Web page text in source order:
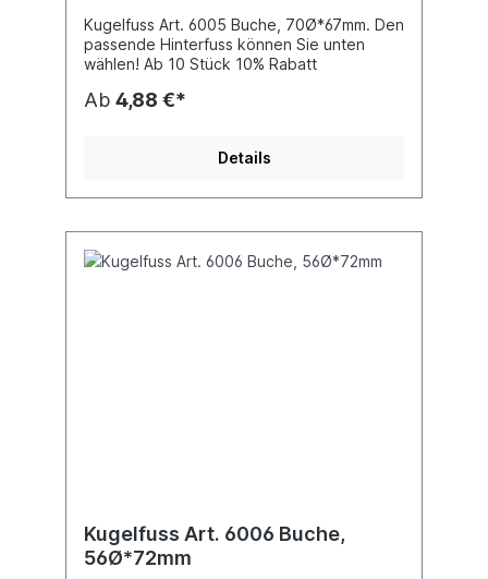
Kugelfuss Art. 6005 Buche, 70Ø*67mm. Den
passende Hinterfuss können Sie unten
wählen! Ab 10 Stück 10% Rabatt
Ab 4,88 €*
Details
Kugelfuss Art. 6006 Buche,
56Ø*72mm